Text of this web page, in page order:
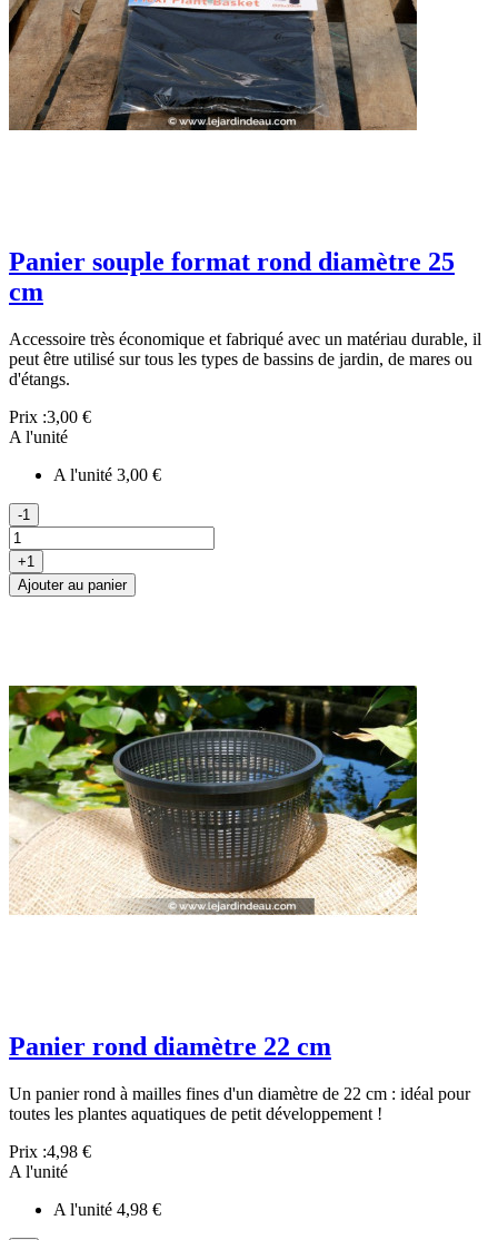
Panier souple format rond diamètre 25
cm
Accessoire très économique et fabriqué avec un matériau durable, il
peut être utilisé sur tous les types de bassins de jardin, de mares ou
d'étangs.
Prix :3,00 €
A l'unité
A l'unité 3,00 €
-1
+1
Ajouter au panier
Panier rond diamètre 22 cm
Un panier rond à mailles fines d'un diamètre de 22 cm : idéal pour
toutes les plantes aquatiques de petit développement !
Prix :4,98 €
A l'unité
A l'unité 4,98 €